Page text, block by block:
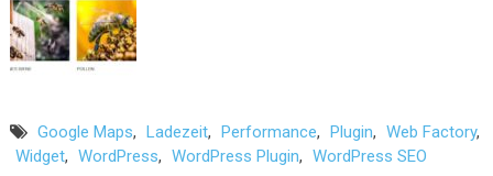
Google Maps, Ladezeit, Performance, Plugin, Web Factory,
Widget, WordPress, WordPress Plugin, WordPress SEO